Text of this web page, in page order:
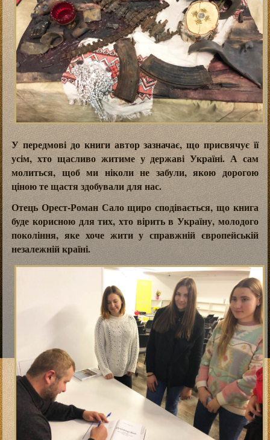
У передмові до книги автор зазначає, що присвячує її
усім, хто щасливо житиме у державі Україні. А сам
молиться, щоб ми ніколи не забули, якою дорогою
ціною те щастя здобували для нас.
Отець Орест-Роман Сало щиро сподівається, що книга
буде корисною для тих, хто вірить в Україну, молодого
покоління, яке хоче жити у справжній європейській
незалежній країні.